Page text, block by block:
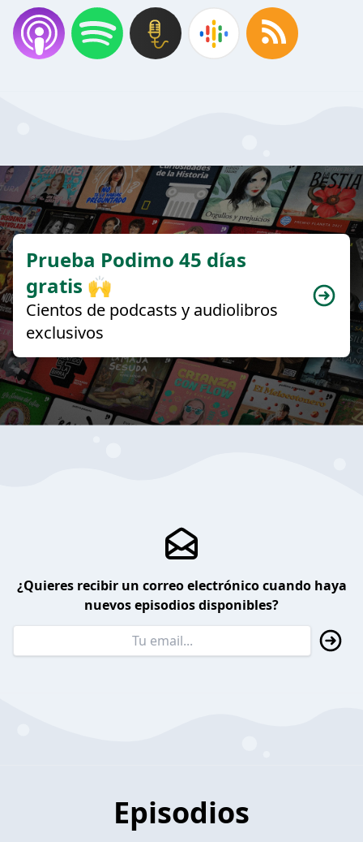
Prueba Podimo 45 días
gratis 🙌
Cientos de podcasts y audiolibros
exclusivos
¿Quieres recibir un correo electrónico cuando haya
nuevos episodios disponibles?
Episodios